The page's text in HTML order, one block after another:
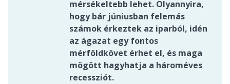
mérsékeltebb lehet. Olyannyira,
hogy bár júniusban felemás
számok érkeztek az iparból, idén
az ágazat egy fontos
mérföldkövet érhet el, és maga
mögött hagyhatja a hároméves
recessziót.